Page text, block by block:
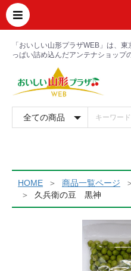
「おいしい山形プラザWEB」は、
っぱい詰め込んだアンテナショップ
HOME 商品一覧ページ
久兵衛の豆 黒神